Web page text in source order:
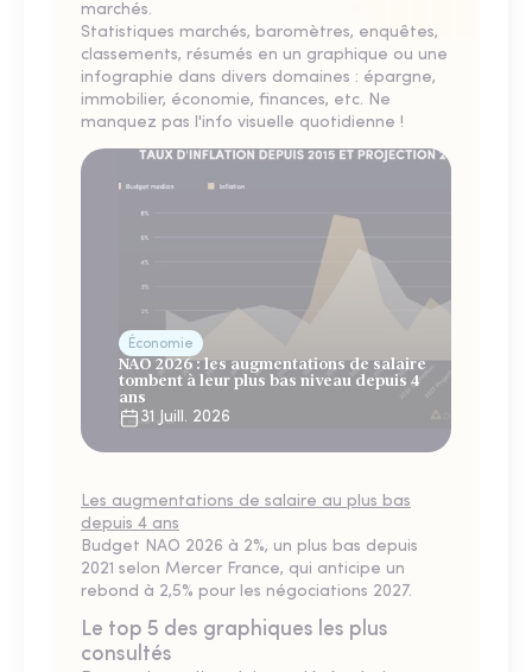
marchés.
Statistiques marchés, baromètres, enquêtes,
classements, résumés en un graphique ou une
infographie dans divers domaines : épargne,
immobilier, économie, finances, etc. Ne
manquez pas l'info visuelle quotidienne !
Économie
NAO 2026 : les augmentations de salaire
tombent à leur plus bas niveau depuis 4
ans
31 Juill. 2026
Les augmentations de salaire au plus bas
depuis 4 ans
Budget NAO 2026 à 2%, un plus bas depuis
2021 selon Mercer France, qui anticipe un
rebond à 2,5% pour les négociations 2027.
Le top 5 des graphiques les plus
consultés